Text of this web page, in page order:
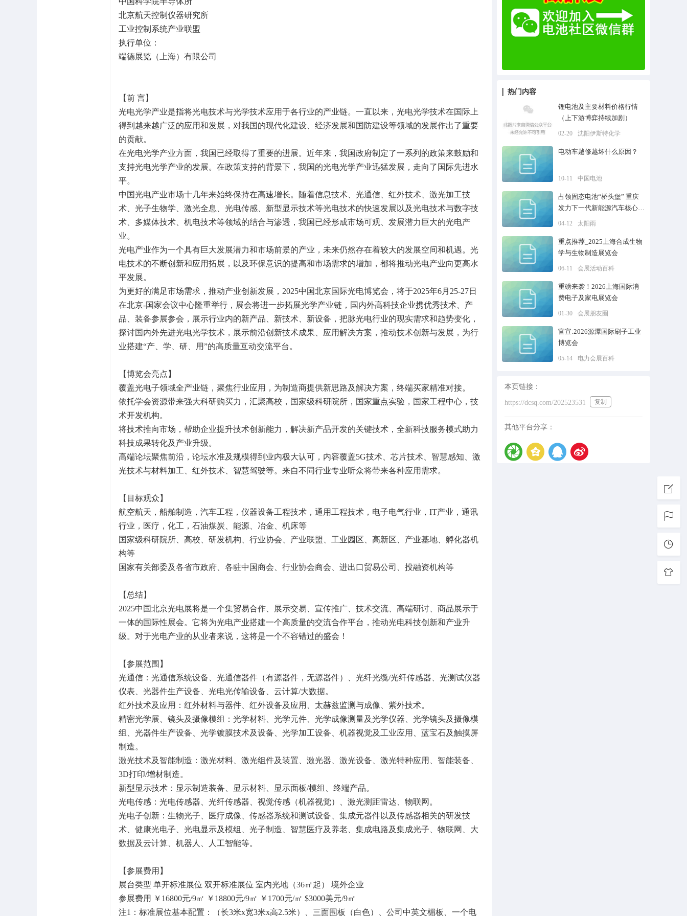
北京航天控制仪器研究所
工业控制系统产业联盟
执行单位：
端德展览（上海）有限公司
【前 言】
光电光学产业是指将光电技术与光学技术应用于各行业的产业链。一直以来，光电光学技术在国际上
得到越来越广泛的应用和发展，对我国的现代化建设、经济发展和国防建设等领域的发展作出了重要
的贡献。
在光电光学产业方面，我国已经取得了重要的进展。近年来，我国政府制定了一系列的政策来鼓励和
支持光电光学产业的发展。在政策支持的背景下，我国的光电光学产业迅猛发展，走向了国际先进水
平。
中国光电产业市场十几年来始终保持在高速增长。随着信息技术、光通信、红外技术、激光加工技
术、光子生物学、激光全息、光电传感、新型显示技术等光电技术的快速发展以及光电技术与数字技
术、多媒体技术、机电技术等领域的结合与渗透，我国已经形成市场可观、发展潜力巨大的光电产
业。
光电产业作为一个具有巨大发展潜力和市场前景的产业，未来仍然存在着较大的发展空间和机遇。光
电技术的不断创新和应用拓展，以及环保意识的提高和市场需求的增加，都将推动光电产业向更高水
平发展。
为更好的满足市场需求，推动产业创新发展，2025中国北京国际光电博览会，将于2025年6月25-27日
在北京-国家会议中心隆重举行，展会将进一步拓展光学产业链，国内外高科技企业携优秀技术、产
品、装备参展参会，展示行业内的新产品、新技术、新设备，把脉光电行业的现实需求和趋势变化，
探讨国内外先进光电光学技术，展示前沿创新技术成果、应用解决方案，推动技术创新与发展，为行
业搭建“产、学、研、用”的高质量互动交流平台。
【博览会亮点】
覆盖光电子领域全产业链，聚焦行业应用，为制造商提供新思路及解决方案，终端买家精准对接。
依托学会资源带来强大科研购买力，汇聚高校，国家级科研院所，国家重点实验，国家工程中心，技
术开发机构。
将技术推向市场，帮助企业提升技术创新能力，解决新产品开发的关键技术，全新科技服务模式助力
科技成果转化及产业升级。
高端论坛聚焦前沿，论坛水准及规模得到业内极大认可，内容覆盖5G技术、芯片技术、智慧感知、激
光技术与材料加工、红外技术、智慧驾驶等。来自不同行业专业听众将带来各种应用需求。
【目标观众】
航空航天，船舶制造，汽车工程，仪器设备工程技术，通用工程技术，电子电气行业，IT产业，通讯
行业，医疗，化工，石油煤炭、能源、冶金、机床等
国家级科研院所、高校、研发机构、行业协会、产业联盟、工业园区、高新区、产业基地、孵化器机
构等
国家有关部委及各省市政府、各驻中国商会、行业协会商会、进出口贸易公司、投融资机构等
【总结】
2025中国北京光电展将是一个集贸易合作、展示交易、宣传推广、技术交流、高端研讨、商品展示于
一体的国际性展会。它将为光电产业搭建一个高质量的交流合作平台，推动光电科技创新和产业升
级。对于光电产业的从业者来说，这将是一个不容错过的盛会！
【参展范围】
光通信：光通信系统设备、光通信器件（有源器件，无源器件）、光纤光缆/光纤传感器、光测试仪器
仪表、光器件生产设备、光电光传输设备、云计算/大数据。
红外技术及应用：红外材料与器件、红外设备及应用、太赫兹监测与成像、紫外技术。
精密光学展、镜头及摄像模组：光学材料、光学元件、光学成像测量及光学仪器、光学镜头及摄像模
组、光器件生产设备、光学镀膜技术及设备、光学加工设备、机器视觉及工业应用、蓝宝石及触摸屏
制造。
激光技术及智能制造：激光材料、激光组件及装置、激光器、激光设备、激光特种应用、智能装备、
3D打印/增材制造。
新型显示技术：显示制造装备、显示材料、显示面板/模组、终端产品。
光电传感：光电传感器、光纤传感器、视觉传感（机器视觉）、激光测距雷达、物联网。
光电子创新：生物光子、医疗成像、传感器系统和测试设备、集成元器件以及传感器相关的研发技
术、健康光电子、光电显示及模组、光子制造、智慧医疗及养老、集成电路及集成光子、物联网、大
数据及云计算、机器人、人工智能等。
【参展费用】
展台类型 单开标准展位 双开标准展位 室内光地（36㎡起） 境外企业
参展费用 ￥16800元/9㎡ ￥18800元/9㎡ ￥1700元/㎡ $3000美元/9㎡
注1：标准展位基本配置：（长3米x宽3米x高2.5米）、三面围板（白色）、公司中英文楣板、一个电
热门内容
锂电池及主要材料价格行情
（上下游博弈持续加剧）
02-20 沈阳伊斯特化学
电动车越修越坏什么原因？
10-11 中国电池
占领固态电池“桥头堡” 重庆
发力下一代新能源汽车核心产
业
04-12 太阳雨
重点推荐_2025上海合成生物
学与生物制造展览会
06-11 会展活动百科
重磅来袭！2026上海国际消
费电子及家电展览会
01-30 会展朋友圈
官宣:2026源潭国际刷子工业
博览会
05-14 电力会展百科
本页链接：
https://dcsq.com/202523531 复制
其他平台分享：